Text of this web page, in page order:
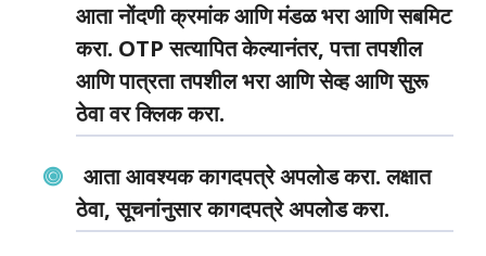
आता नोंदणी क्रमांक आणि मंडळ भरा आणि सबमिट
करा. OTP सत्यापित केल्यानंतर, पत्ता तपशील
आणि पात्रता तपशील भरा आणि सेव्ह आणि सुरू
ठेवा वर क्लिक करा.
आता आवश्यक कागदपत्रे अपलोड करा. लक्षात
ठेवा, सूचनांनुसार कागदपत्रे अपलोड करा.